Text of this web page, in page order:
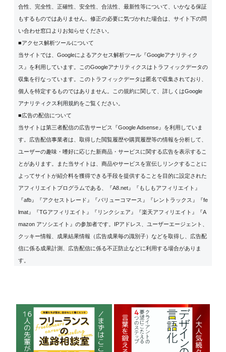
合性、完全性、正確性、安全性、合法性、最新性等について、いかなる保証
もするものではありません。修正の必要に気づかれた場合は、サイト下の問
い合わせ窓口よりお知らせください。
■アクセス解析ツールについて
当サイトでは、Googleによるアクセス解析ツール『Googleアナリティク
ス』を利用しています。このGoogleアナリティクスはトラフィックデータの
収集を行なっています。このトラフィックデータは匿名で収集されており、
個人を特定するものではありません。この規約に関して、詳しくはGoogle
アナリティクス利用規約をご覧ください。
■広告の配信について
当サイトは第三者配信の広告サービス『Google Adsense』を利用していま
す。広告配信事業者は、取得した閲覧履歴や購買履歴等の情報を分析して、
ユーザーの趣味・嗜好に応じた新商品・サービスに関する広告を表示するこ
とがあります。また当サイトは、商品やサービスを宣伝しリンクすることに
よってサイトが紹介料を獲得できる手段を提供することを目的に設定された
アフィリエイトプログラムである、『A8.net』『もしもアフィリエイト』
『afb』『アクセストレード』『バリューコマース』『レントラックス』『fe
lmat』『TGアフィリエイト』『リンクシェア』『楽天アフィリエイト』『A
mazon アソシエイト』の参加者です。IPアドレス、ユーザーエージェント、
クッキー情報、成果結果情報（広告成果毎の識別子）などを取得し、広告配
信に係る成果計測、広告配信に係る不正防止などに利用する場合がありま
す。